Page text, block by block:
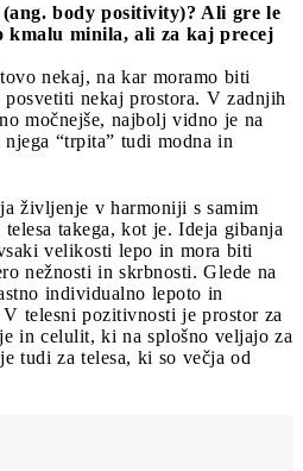
body positivity)? Ali gre le
kmalu minila, ali za kaj precej
nekaj, na kar moramo biti
nekaj prostora. V zadnjih
močnejše, najbolj vidno je na
“trpita” tudi modna in
življenje v harmoniji s samim
telesa takega, kot je. Ideja gibanja
velikosti lepo in mora biti
nežnosti in skrbnosti. Glede na
individualno lepoto in
telesni pozitivnosti je prostor za
in celulit, ki na splošno veljajo za
tudi za telesa, ki so večja od